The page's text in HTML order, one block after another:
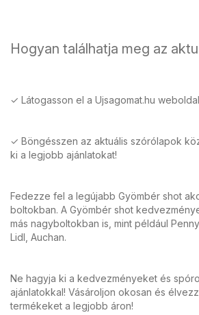
Hogyan találhatja meg az
✓ Látogasson el a Ujsagomat.hu
✓ Böngésszen az aktuális szórólapok
ki a legjobb ajánlatokat!
Fedezze fel a legújabb Gyömbér shot
boltokban. A Gyömbér shot
más nagyboltokban is, mint például
Lidl, Auchan.
Ne hagyja ki a kedvezményeket és
ajánlatokkal! Vásároljon okosan és
termékeket a legjobb áron!